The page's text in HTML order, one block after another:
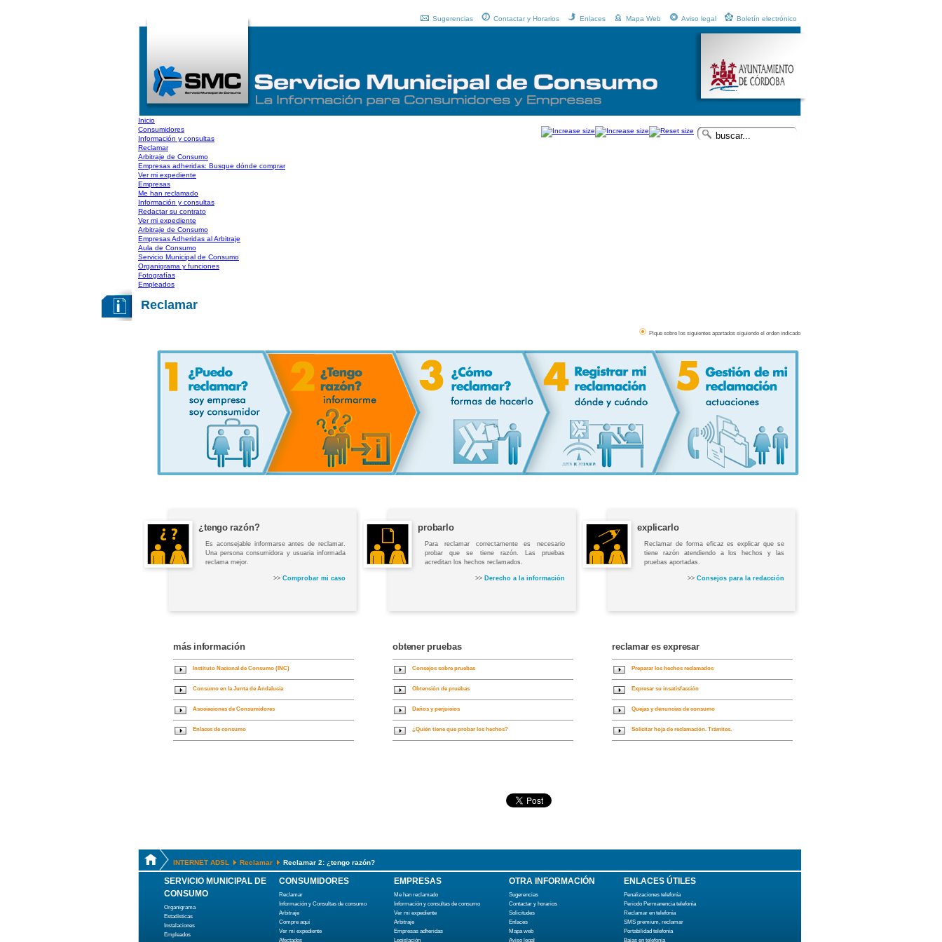
Boletín electrónico
Aviso legal
Mapa Web
Enlaces
Contactar y Horarios
Sugerencias
Inicio
Consumidores
Información y consultas
Reclamar
Arbitraje de Consumo
Empresas adheridas: Busque dónde comprar
Ver mi expediente
Empresas
Me han reclamado
Información y consultas
Redactar su contrato
Ver mi expediente
Arbitraje de Consumo
Empresas Adheridas al Arbitraje
Aula de Consumo
Servicio Municipal de Consumo
Organigrama y funciones
Fotografías
Empleados
Reclamar
Pique sobre los siguientes apartados siguiendo el orden indicado
¿tengo razón?
Es aconsejable informarse antes de reclamar.
Una persona consumidora y usuaria informada
reclama mejor.
>> Comprobar mi caso
más información
Instituto Nacional de Consumo (INC)
Consumo en la Junta de Andalucía
Asociaciones de Consumidores
Enlaces de consumo
probarlo
Para reclamar correctamente es necesario
probar que se tiene razón. Las pruebas
acreditan los hechos reclamados.
>> Derecho a la información
obtener pruebas
Consejos sobre pruebas
Obtención de pruebas
Daños y perjuicios
¿Quién tiene que probar los hechos?
explicarlo
Reclamar de forma eficaz es explicar que se
tiene razón atendiendo a los hechos y las
pruebas aportadas.
>> Consejos para la redacción
reclamar es expresar
Preparar los hechos reclamados
Expresar su insatisfacción
Quejas y denuncias de consumo
Solicitar hoja de reclamación. Trámites.
INTERNET ADSL Reclamar Reclamar 2: ¿tengo razón?
SERVICIO MUNICIPAL DE
CONSUMO
Organigrama
Estadísticas
Instalaciones
Empleados
CONSUMIDORES
Reclamar
Información y Consultas de consumo
Arbitraje
Compre aquí
Ver mi expediente
Afectados
EMPRESAS
Me han reclamado
Información y consultas de consumo
Ver mi expediente
Arbitraje
Empresas adheridas
Legislación
OTRA INFORMACIÓN
Sugerencias
Contactar y horarios
Solicitudes
Enlaces
Mapa web
Aviso legal
ENLACES ÚTILES
Penalizaciones telefonía
Periodo Permanencia telefonía
Reclamar en telefonía
SMS premium, reclamar
Portabilidad telefonía
Bajas en telefonía